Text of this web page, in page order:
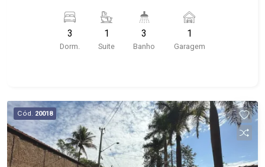
com elevador; - Próximo ao Theatro Pedro II,
Choperia Pinguim, Praça XV de Novembro,
Restaurante Ao Carioca, E.E. Fábio Barreto
3
Dorm.
1
Suite
3
Banho
1
Garagem
Cód. 20018